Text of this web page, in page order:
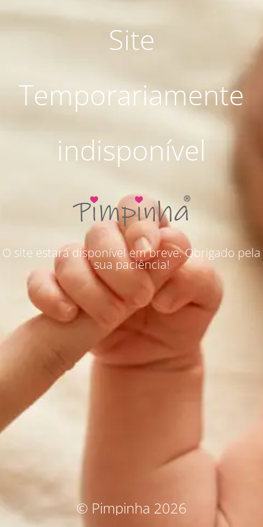
Site
Temporariamente
indisponível
O site estará disponível em breve. Obrigado pela
sua paciência!
© Pimpinha 2026